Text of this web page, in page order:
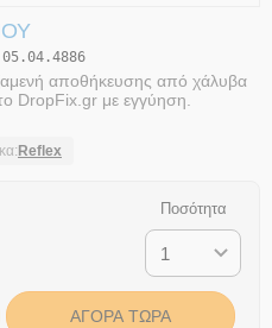
05.04.4886
αποθήκευσης από χάλυβα
DropFix.gr με εγγύηση.
Reflex
Ποσότητα
ΑΓΟΡΆ ΤΏΡΑ